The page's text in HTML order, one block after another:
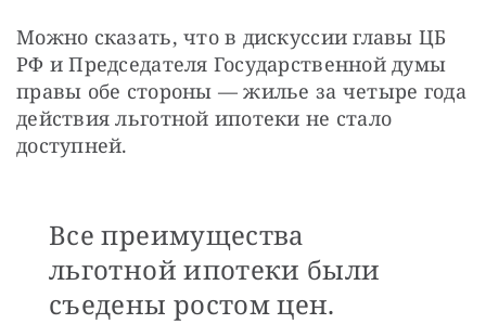
Можно сказать, что в дискуссии главы ЦБ
РФ и Председателя Государственной думы
правы обе стороны — жилье за четыре года
действия льготной ипотеки не стало
доступней.
Все преимущества
льготной ипотеки были
съедены ростом цен.